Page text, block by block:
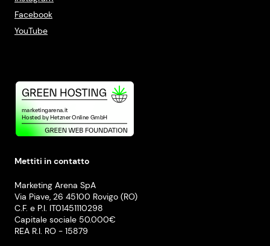
Facebook
YouTube
Mettiti in contatto
Marketing Arena SpA
Via Piave, 26 45100 Rovigo (RO)
C.F. e P.I. IT01451110298
Capitale sociale 50.000€
REA R.I. RO - 15879